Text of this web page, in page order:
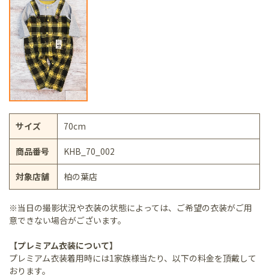
サイズ 70cm
商品番号 KHB_70_002
対象店舗 柏の葉店
※当日の撮影状況や衣装の状態によっては、ご希望の衣装がご用
意できない場合がございます。
【プレミアム衣装について】
プレミアム衣装着用時には1家族様当たり、以下の料金を頂戴して
おります。